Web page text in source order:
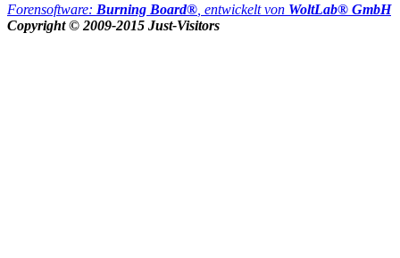
Forensoftware: Burning Board® , entwickelt von WoltLab® GmbH
Copyright © 2009-2015 Just-Visitors